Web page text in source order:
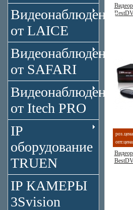
Видеонаблюдение
от LAICE
Видеонаблюдение
от SAFARI
Видеонаблюдение
от Itech PRO
IP
оборудование
TRUEN
IP КАМЕРЫ
3Svision
опт.цена: